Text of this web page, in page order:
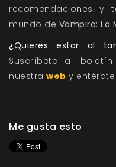
recomendaciones
mundo de Vampiro: La
¿Quieres estar al
Suscríbete al
nuestra web y
Me gusta esto